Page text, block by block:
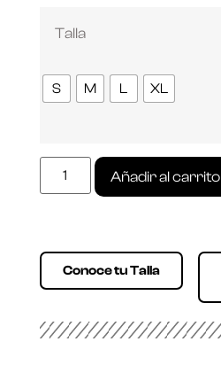
Talla
S M L XL
Añadir al carrito
Conoce tu Talla